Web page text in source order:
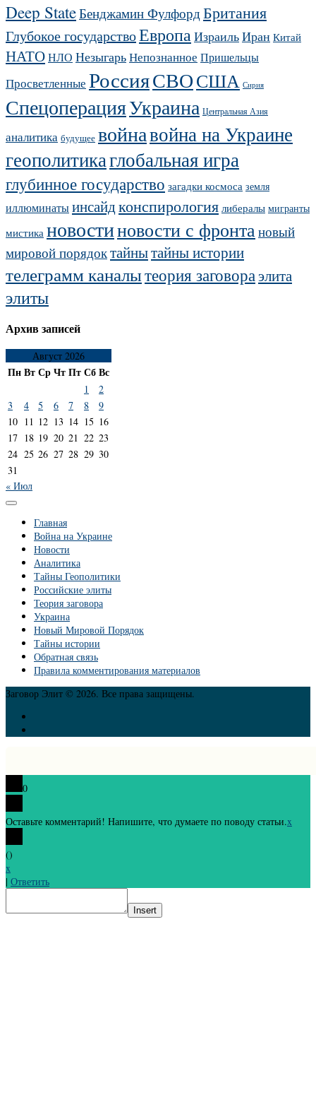
Deep StateБенджамин Фулфорд Британия
Глубокое государствоЕвропаИзраильИран Китай
НАТОНЛО НезыгарьНепознанное Пришельцы
Просветленные РоссияСВОСША Сирия
СпецоперацияУкраина Центральная Азия
аналитика будущее войнавойна на Украине
геополитикаглобальная игра
глубинное государство загадки космоса земля
иллюминатыинсайдконспирология либералы мигранты
мистика новостиновости с фронта новый
мировой порядоктайнытайны истории
телеграмм каналытеория заговораэлита
элиты
Архив записей
Август 2026
ПнВтСрЧтПтСбВс
1
2
3
4 5 6 7 8
9
10 11 12 13 14 15 16
17 18 19 20 21 22 23
24 25 26 27 28 29 30
31
« Июл
Главная
Война на Украине
Новости
Аналитика
Тайны Геополитики
Российские элиты
Теория заговора
Украина
Новый Мировой Порядок
Тайны истории
Обратная связь
Правила комментирования материалов
Заговор Элит © 2026. Все права защищены.
0
Оставьте комментарий! Напишите, что думаете по поводу статьи.x
()
x
| Ответить
Insert